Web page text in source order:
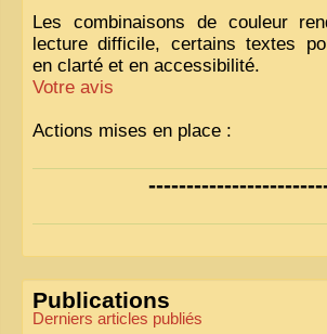
Les combinaisons de couleur
lecture difficile, certains textes
en clarté et en accessibilité.
Votre avis
Actions mises en place :
Nous avons déjà ajusté les
« Comme tout bon collectionneur le
perfection est un idéal… mais nous
Publications
Derniers articles publiés